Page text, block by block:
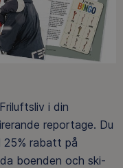
i din
reportage. Du
25% rabatt på
boenden och ski-